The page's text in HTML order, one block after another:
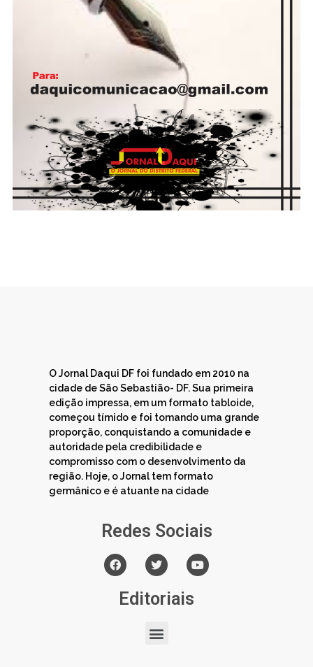
O Jornal Daqui DF foi fundado em 2010 na
cidade de São Sebastião- DF. Sua primeira
edição impressa, em um formato tabloide,
começou tímido e foi tomando uma grande
proporção, conquistando a comunidade e
autoridade pela credibilidade e
compromisso com o desenvolvimento da
região. Hoje, o Jornal tem formato
germânico e é atuante na cidade
Redes Sociais
Editoriais